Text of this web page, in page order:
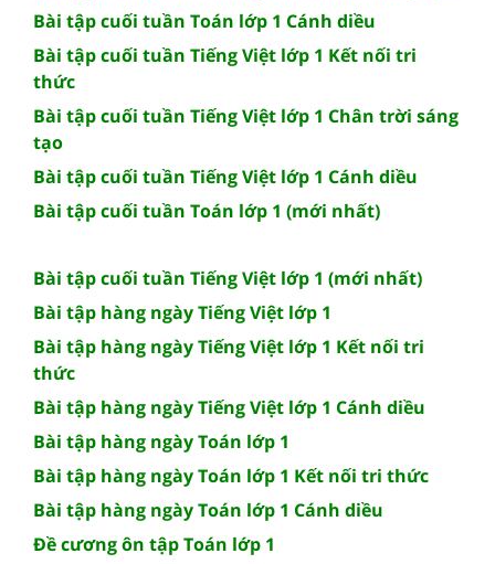
Bài tập cuối tuần Toán lớp 1 Cánh diều
Bài tập cuối tuần Tiếng Việt lớp 1 Kết nối tri
thức
Bài tập cuối tuần Tiếng Việt lớp 1 Chân trời sáng
tạo
Bài tập cuối tuần Tiếng Việt lớp 1 Cánh diều
Bài tập cuối tuần Toán lớp 1 (mới nhất)
Bài tập cuối tuần Tiếng Việt lớp 1 (mới nhất)
Bài tập hàng ngày Tiếng Việt lớp 1
Bài tập hàng ngày Tiếng Việt lớp 1 Kết nối tri
thức
Bài tập hàng ngày Tiếng Việt lớp 1 Cánh diều
Bài tập hàng ngày Toán lớp 1
Bài tập hàng ngày Toán lớp 1 Kết nối tri thức
Bài tập hàng ngày Toán lớp 1 Cánh diều
Đề cương ôn tập Toán lớp 1